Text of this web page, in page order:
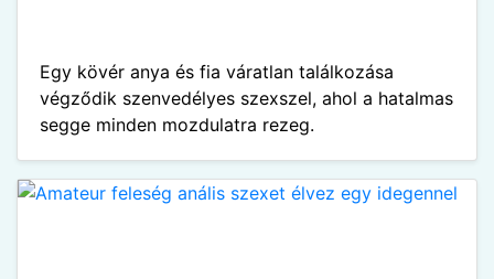
Egy kövér anya és fia váratlan találkozása
végződik szenvedélyes szexszel, ahol a hatalmas
segge minden mozdulatra rezeg.